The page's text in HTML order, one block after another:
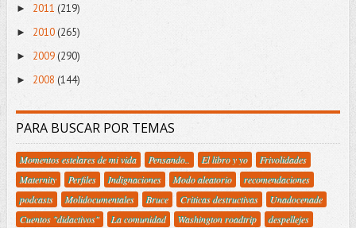
► 2011 (219)
► 2010(265)
► 2009(290)
► 2008 (144)
PARA BUSCAR POR TEMAS
Momentos estelares de mi vida Pensando.. El libro y yo
Frivolidades
Maternity
Perfiles Indignaciones Modo aleatorio
recomendaciones
podcasts
Molidocumentales Bruce Criticas destructivas
Unadocenade
Cuentos "didactivos"
La comunidad Washington roadtrip
despellejes